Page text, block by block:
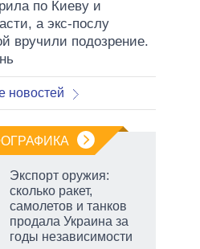
по Киеву и
а экс-послу
вручили подозрение.
новостей
Экспорт оружия:
сколько ракет,
самолетов и танков
продала Украина за
годы независимости